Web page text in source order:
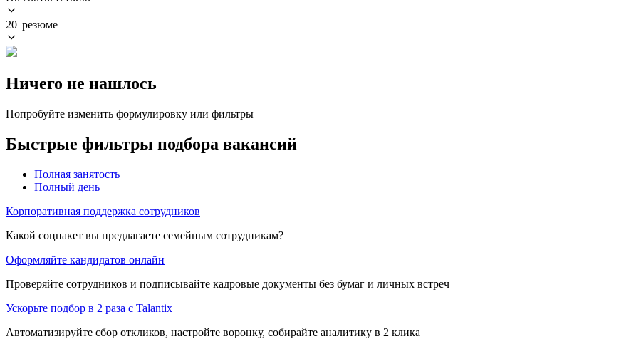
20 резюме
Ничего не нашлось
Попробуйте изменить формулировку или фильтры
Быстрые фильтры подбора вакансий
Полная занятость
Полный день
Корпоративная поддержка сотрудников
Какой соцпакет вы предлагаете семейным сотрудникам?
Оформляйте кандидатов онлайн
Проверяйте сотрудников и подписывайте кадровые документы без бумаг и личных встреч
Ускорьте подбор в 2 раза с Talantix
Автоматизируйте сбор откликов, настройте воронку, собирайте аналитику в 2 клика